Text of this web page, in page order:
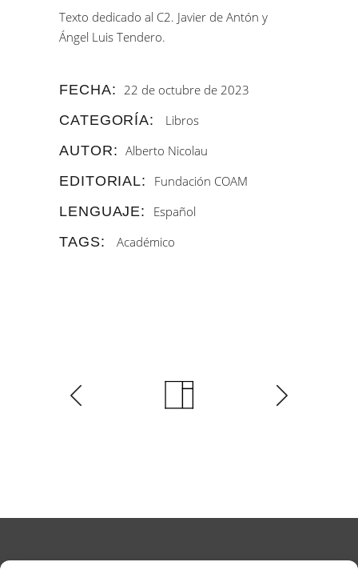
Texto dedicado al C2. Javier de Antón y
Ángel Luis Tendero.
FECHA: 22 de octubre de 2023
CATEGORÍA:
Libros
AUTOR: Alberto Nicolau
EDITORIAL:
Fundación COAM
LENGUAJE:
Español
TAGS:
Académico